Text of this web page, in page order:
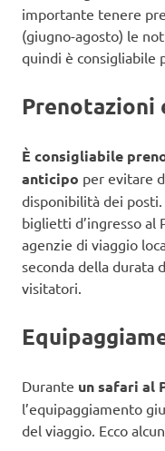
importante tenere
(giugno-agosto) le
quindi è consigliabile
È consigliabile
anticipo per evitare
disponibilità dei
biglietti d’ingresso al
agenzie di viaggio
seconda della durata
visitatori.
Durante un safari al
l’equipaggiamento
del viaggio. Ecco